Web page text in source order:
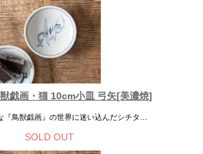
戯画・猫 10cm小皿 弓矢[美濃焼]
『鳥獣戯画』の世界に迷い込んだシチタ…
SOLD OUT